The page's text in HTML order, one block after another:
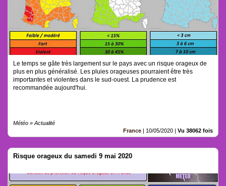
Le temps se gâte très largement sur le pays avec un risque orageux de
plus en plus généralisé. Les pluies orageuses pourraient être très
importantes et violentes dans le sud-ouest. La prudence est
recommandée aujourd'hui.
Météo » Actualité
France | 10/05/2020 | Vu 38062 fois
Risque orageux du samedi 9 mai 2020